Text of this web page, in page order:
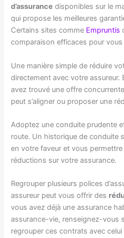
d’assurance disponibles sur le
qui propose les meilleures
Certains sites comme Empruntis
comparaison efficaces pour vous
Une manière simple de réduire
directement avec votre assureur.
avez trouvé une offre
peut s’aligner ou proposer une
Adoptez une conduite prudente
route. Un historique de conduite
en votre faveur et vous
réductions sur votre assurance.
Regrouper plusieurs polices
assureur peut vous offrir des
vous avez déjà une assurance
assurance-vie, renseignez-vous
regrouper ces contrats avec